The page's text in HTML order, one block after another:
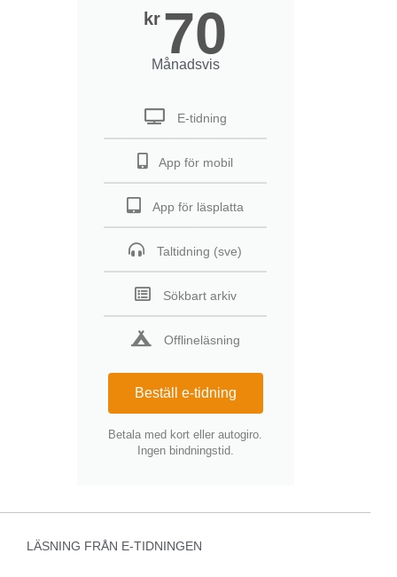
kr 70
Månadsvis
E-tidning
App för mobil
App för läsplatta
Taltidning (sve)
Sökbart arkiv
Offlineläsning
Beställ e-tidning
Betala med kort eller autogiro.
Ingen bindningstid.
LÄSNING FRÅN E-TIDNINGEN